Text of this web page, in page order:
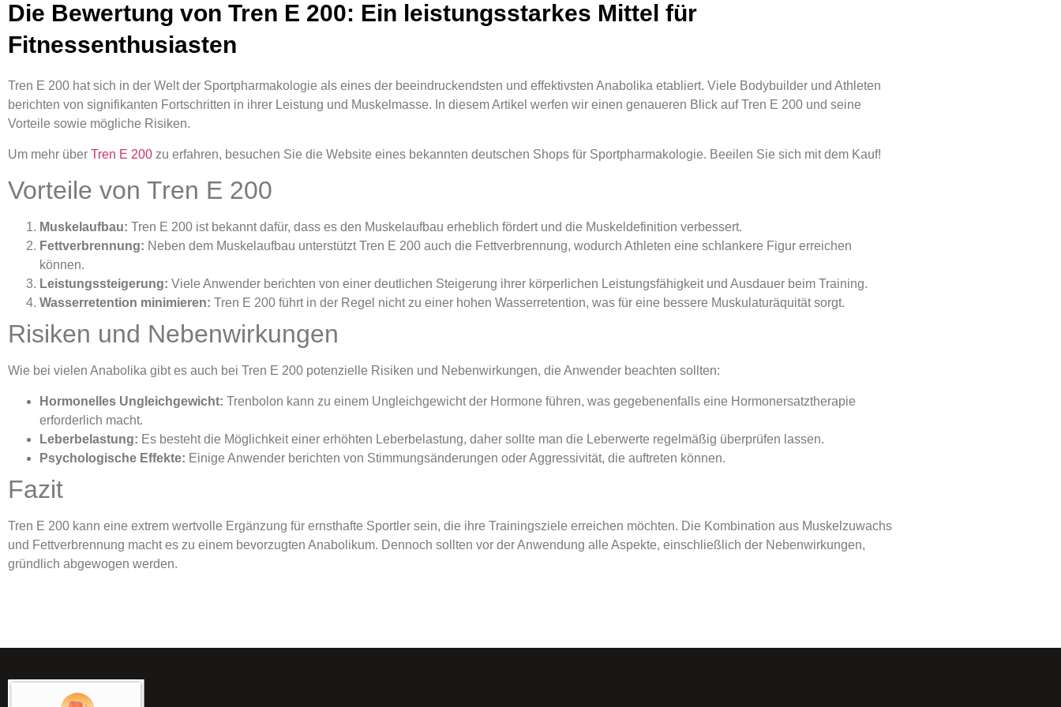
Die Bewertung von Tren E 200: Ein leistungsstarkes Mittel für
Fitnessenthusiasten
Tren E 200 hat sich in der Welt der Sportpharmakologie als eines der beeindruckendsten und effektivsten Anabolika etabliert. Viele Bodybuilder und Athleten
berichten von signifikanten Fortschritten in ihrer Leistung und Muskelmasse. In diesem Artikel werfen wir einen genaueren Blick auf Tren E 200 und seine
Vorteile sowie mögliche Risiken.
Um mehr über Tren E 200 zu erfahren, besuchen Sie die Website eines bekannten deutschen Shops für Sportpharmakologie. Beeilen Sie sich mit dem Kauf!
Vorteile von Tren E 200
Muskelaufbau: Tren E 200 ist bekannt dafür, dass es den Muskelaufbau erheblich fördert und die Muskeldefinition verbessert.
Fettverbrennung: Neben dem Muskelaufbau unterstützt Tren E 200 auch die Fettverbrennung, wodurch Athleten eine schlankere Figur erreichen
können.
Leistungssteigerung: Viele Anwender berichten von einer deutlichen Steigerung ihrer körperlichen Leistungsfähigkeit und Ausdauer beim Training.
Wasserretention minimieren: Tren E 200 führt in der Regel nicht zu einer hohen Wasserretention, was für eine bessere Muskulaturäquität sorgt.
Risiken und Nebenwirkungen
Wie bei vielen Anabolika gibt es auch bei Tren E 200 potenzielle Risiken und Nebenwirkungen, die Anwender beachten sollten:
Hormonelles Ungleichgewicht: Trenbolon kann zu einem Ungleichgewicht der Hormone führen, was gegebenenfalls eine Hormonersatztherapie
erforderlich macht.
Leberbelastung: Es besteht die Möglichkeit einer erhöhten Leberbelastung, daher sollte man die Leberwerte regelmäßig überprüfen lassen.
Psychologische Effekte: Einige Anwender berichten von Stimmungsänderungen oder Aggressivität, die auftreten können.
Fazit
Tren E 200 kann eine extrem wertvolle Ergänzung für ernsthafte Sportler sein, die ihre Trainingsziele erreichen möchten. Die Kombination aus Muskelzuwachs
und Fettverbrennung macht es zu einem bevorzugten Anabolikum. Dennoch sollten vor der Anwendung alle Aspekte, einschließlich der Nebenwirkungen,
gründlich abgewogen werden.